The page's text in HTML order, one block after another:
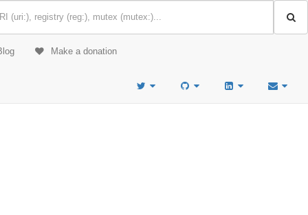
Make a donation